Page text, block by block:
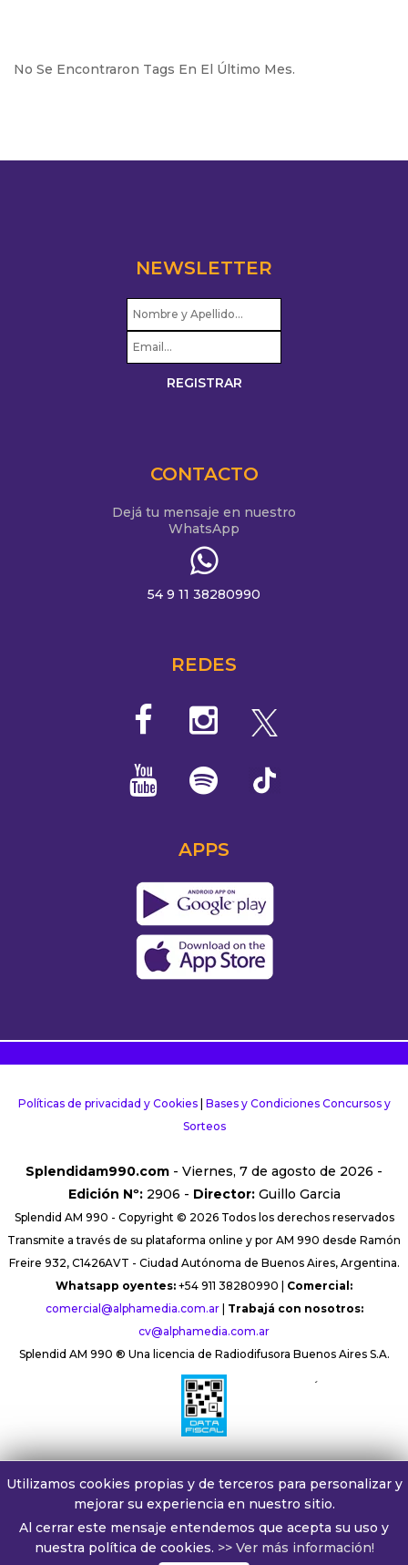
No Se Encontraron Tags En El Último Mes.
NEWSLETTER
CONTACTO
Dejá tu mensaje en nuestro
WhatsApp
54 9 11 38280990
REDES
APPS
Políticas de privacidad y Cookies| Bases y Condiciones Concursos y
Sorteos
Splendidam990.com - Viernes, 7 de agosto de 2026 -
Edición Nº:2906 - Director:Guillo Garcia
Splendid AM 990 - Copyright © 2026 Todos los derechos reservados
Transmite a través de su plataforma online y por AM 990 desde Ramón
Freire 932, C1426AVT - Ciudad Autónoma de Buenos Aires, Argentina.
Whatsapp oyentes: +54 911 38280990 | Comercial:
comercial@alphamedia.com.ar| Trabajá con nosotros:
cv@alphamedia.com.ar
Splendid AM 990 ® Una licencia de Radiodifusora Buenos Aires S.A.
´
Utilizamos cookies propias y de terceros para personalizar y
mejorar su experiencia en nuestro sitio.
Al cerrar este mensaje entendemos que acepta su uso y
nuestra política de cookies. >> Ver más información!